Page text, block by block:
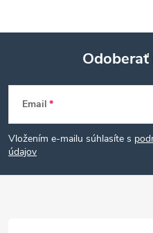
Z
á
p
Email
Vložením e-mailu súhlasíte s
údajov